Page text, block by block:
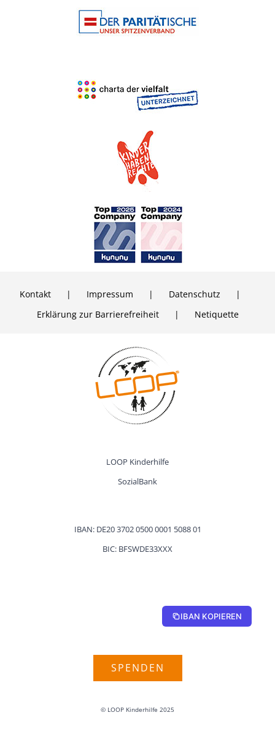
Kontakt Impressum
Daten­schutz
Erklärung zur Barrierefreiheit
Netiquette
LOOP Kinder­hilfe
SozialBank
IBAN: DE20 3702 0500 0001 5088 01
BIC: BFSWDE33XXX
IBAN KOPIEREN
SPENDEN
© LOOP Kinder­hilfe 2025